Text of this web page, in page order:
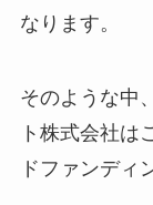
なります。
そのような中
ト株式会社は
ドファンディ